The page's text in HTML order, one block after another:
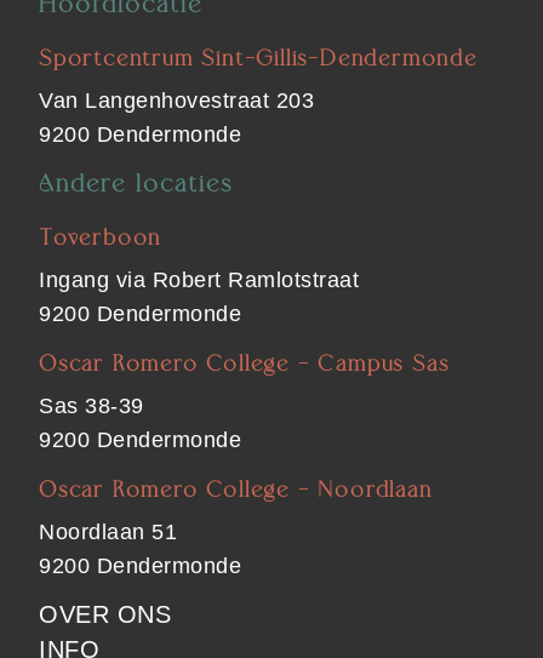
Sportcentrum Sint-Gillis-Dendermonde
Van Langenhovestraat 203
9200 Dendermonde
Andere locaties
Toverboon
Ingang via Robert Ramlotstraat
9200 Dendermonde
Oscar Romero College - Campus Sas
Sas 38-39
9200 Dendermonde
Oscar Romero College - Noordlaan
Noordlaan 51
9200 Dendermonde
FOOTER
OVER ONS
INFO